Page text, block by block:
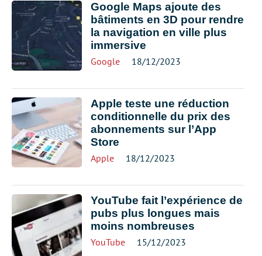
Google Maps ajoute des
bâtiments en 3D pour rendre
la navigation en ville plus
immersive
Google 18/12/2023
Apple teste une réduction
conditionnelle du prix des
abonnements sur l’App
Store
Apple 18/12/2023
YouTube fait l’expérience de
pubs plus longues mais
moins nombreuses
YouTube 15/12/2023